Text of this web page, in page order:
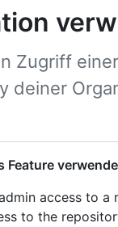
Zugriff
deiner
Feature
access to a
to the